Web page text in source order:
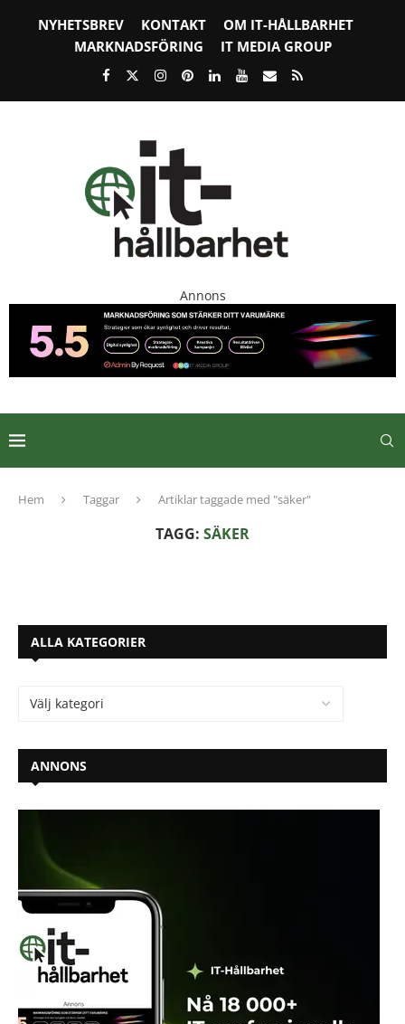
NYHETSBREV KONTAKT
OM IT-HÅLLBARHET
MARKNADSFÖRING
IT MEDIA GROUP
Annons
Hem Taggar Artiklar taggade med "säker"
TAGG: SÄKER
ALLA KATEGORIER
ANNONS